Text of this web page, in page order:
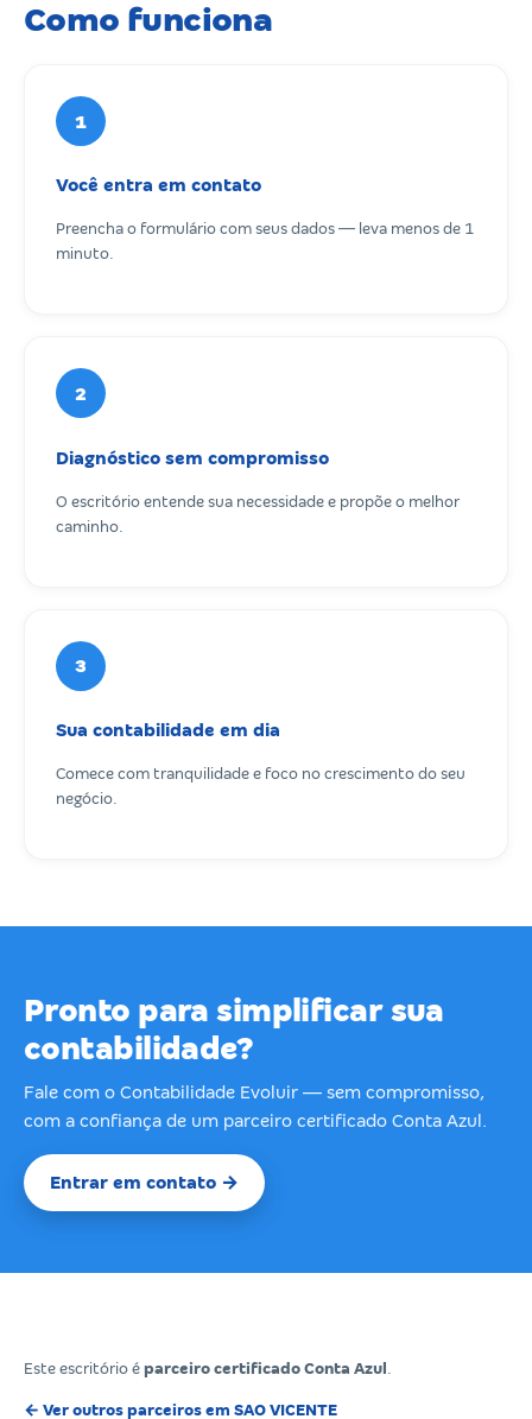
Como funciona
1
Você entra em contato
Preencha o formulário com seus dados — leva menos de 1
minuto.
2
Diagnóstico sem compromisso
O escritório entende sua necessidade e propõe o melhor
caminho.
3
Sua contabilidade em dia
Comece com tranquilidade e foco no crescimento do seu
negócio.
Pronto para simplificar sua
contabilidade?
Fale com o Contabilidade Evoluir — sem compromisso,
com a confiança de um parceiro certificado Conta Azul.
Entrar em contato →
Este escritório é parceiro certificado Conta Azul
← Ver outros parceiros em SAO VICENTE